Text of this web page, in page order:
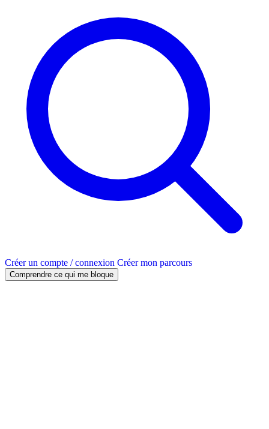
Créer un compte / connexion Créer mon parcours
Comprendre ce qui me bloque